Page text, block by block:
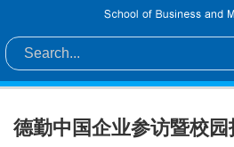
德勤中国企业参访暨校